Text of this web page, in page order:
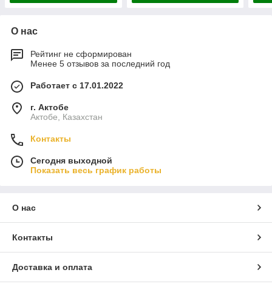
О нас
Рейтинг не сформирован
Менее 5 отзывов за последний год
Работает с 17.01.2022
г. Актобе
Актобе, Казахстан
Контакты
Сегодня выходной
Показать весь график работы
О нас
Контакты
Доставка и оплата